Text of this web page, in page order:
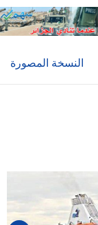
النسخة المصورة